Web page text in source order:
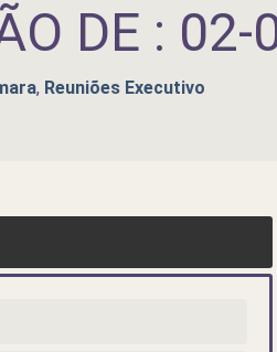
DE :
, Reuniões Executivo